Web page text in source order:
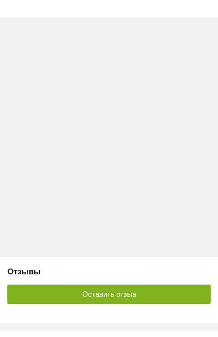
Отзывы
Оставить отзыв